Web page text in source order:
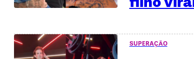
SUPERAÇÃO